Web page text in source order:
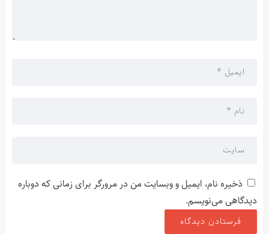
ذخیره نام، ایمیل و وبسایت من در مرورگر برای زمانی که دوباره
دیدگاهی می‌نویسم.